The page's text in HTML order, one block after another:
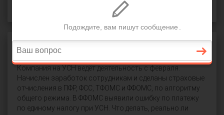
УСН и страховые платежи
Компания на УСН ведёт деятельность с февраля.
Начислен заработок сотрудникам и сделаны страховые
отчисления в ПФР, ФСС, ТФОМС и ФФОМС, по алгоритму
общего режима. В ФФОМС выявили ошибку по платежу
по единому налогу при УСН. Что делать, реально ли